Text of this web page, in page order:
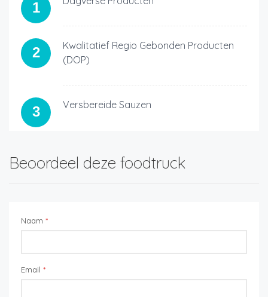
1
2
Kwalitatief Regio Gebonden Producten
(DOP)
3 Versbereide Sauzen
Beoordeel deze foodtruck
Naam *
Email *